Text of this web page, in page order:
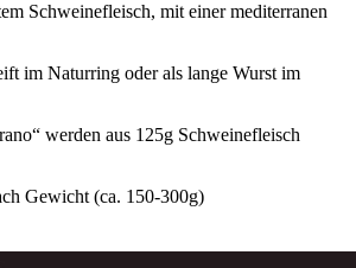
Schweinefleisch, mit einer mediterranen
im Naturring oder als lange Wurst im
werden aus 125g Schweinefleisch
Gewicht (ca. 150-300g)